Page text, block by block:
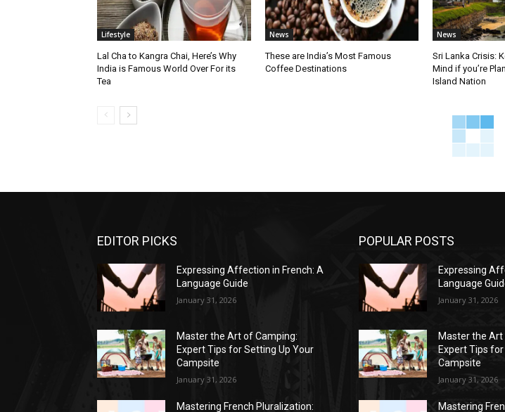
Lifestyle
Lal Cha to Kangra Chai, Here’s Why
India is Famous World Over For its
Tea
News
These are India’s Most Famous
Coffee Destinations
News
Sri Lanka Crisis:
Mind if you’re
Island Nation
EDITOR PICKS
Expressing Affection in French: A
Language Guide
January 31, 2026
Master the Art of Camping:
Expert Tips for Setting Up Your
Campsite
January 31, 2026
Mastering French Pluralization:
POPULAR POSTS
Expressing
Language
January 31, 2026
Master the
Expert Tips
Campsite
January 31, 2026
Mastering